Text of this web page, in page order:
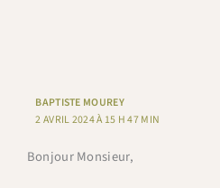
BAPTISTE MOUREY
2 AVRIL 2024 À 15 H 47 MIN
Bonjour Monsieur,